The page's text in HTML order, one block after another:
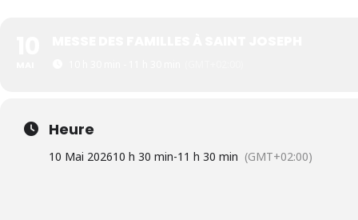
Heure
10 Mai 202610 h 30 min-11 h 30 min (GMT+02:00)